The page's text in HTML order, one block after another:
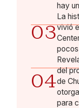
hay
03
La
vivió
04del
de
para